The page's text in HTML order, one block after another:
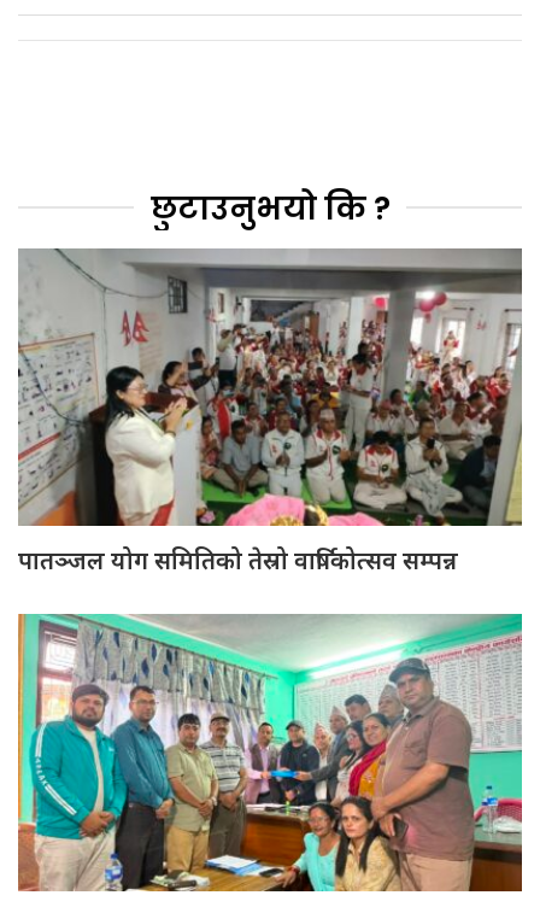
छुटाउनुभयो कि ?
पातञ्जल योग समितिको तेस्रो वार्षिकोत्सव सम्पन्न